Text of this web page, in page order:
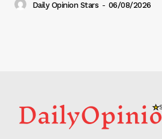
Daily Opinion Stars - 06/08/2026